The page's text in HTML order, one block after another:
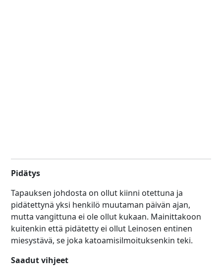
Pidätys
Tapauksen johdosta on ollut kiinni otettuna ja
pidätettynä yksi henkilö muutaman päivän ajan,
mutta vangittuna ei ole ollut kukaan. Mainittakoon
kuitenkin että pidätetty ei ollut Leinosen entinen
miesystävä, se joka katoamisilmoituksenkin teki.
Saadut vihjeet